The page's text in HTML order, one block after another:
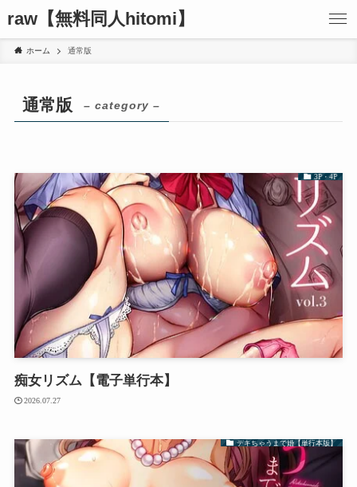
raw【無料同人hitomi】
ホーム 通常版
通常版 – category –
3P・4P
痴女リズム【電子単行本】
2026.07.27
デキちゃうまで婚【単行本版】